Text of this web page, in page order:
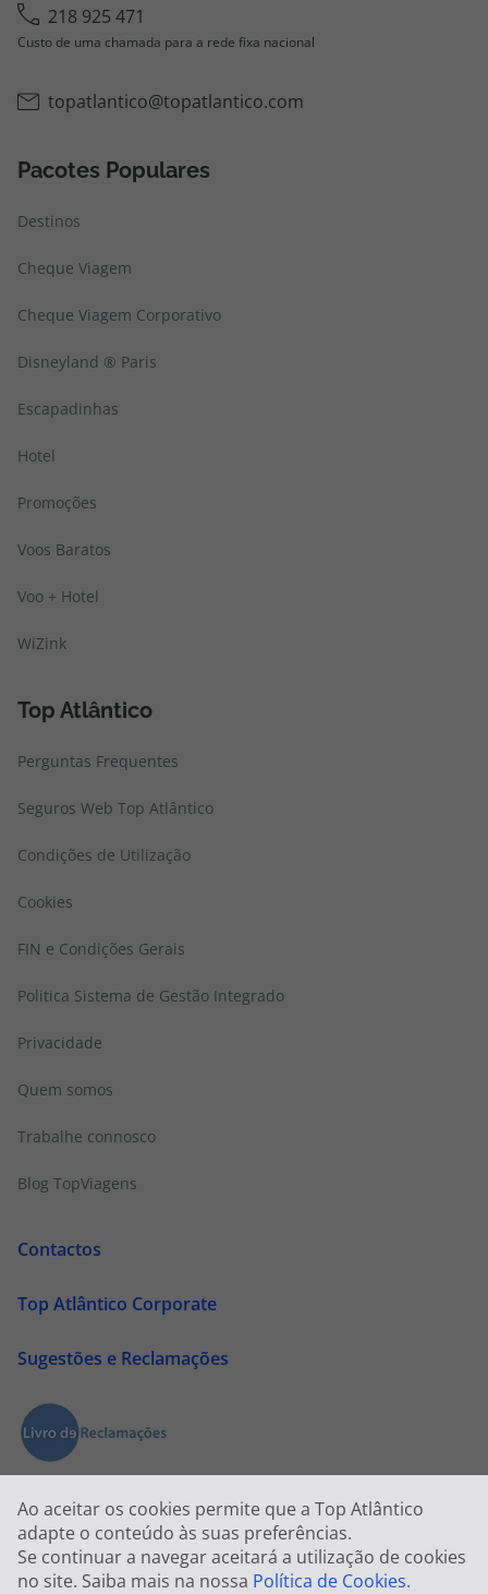
Ao aceitar os cookies permite que a Top Atlântico
adapte o conteúdo às suas preferências.
Se continuar a navegar aceitará a utilização de cookies
no site. Saiba mais na nossa Política de Cookies.
218 925 471
Custo de uma chamada para a rede fixa nacional
topatlantico@topatlantico.com
Pacotes Populares
Destinos
Cheque Viagem
Cheque Viagem Corporativo
Disneyland ® Paris
Escapadinhas
Hotel
Promoções
Voos Baratos
Voo + Hotel
WiZink
Top Atlântico
Perguntas Frequentes
Seguros Web Top Atlântico
Condições de Utilização
Cookies
FIN e Condições Gerais
Politica Sistema de Gestão Integrado
Privacidade
Quem somos
Trabalhe connosco
Blog TopViagens
Contactos
Top Atlântico Corporate
Sugestões e Reclamações